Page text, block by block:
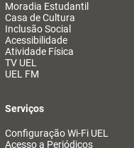
Moradia Estudantil
Casa de Cultura
Inclusão Social
Acessibilidade
Atividade Física
TV UEL
UEL FM
Serviços
Configuração Wi-Fi UEL
Acesso a Periódicos